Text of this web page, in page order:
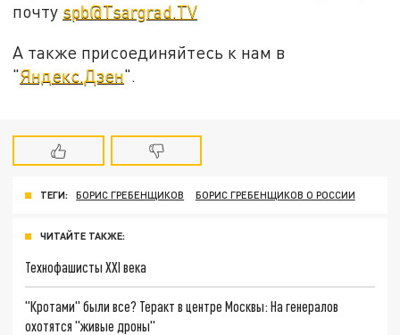
почту spb@Tsargrad.TV
А также присоединяйтесь к нам в
"Яндекс.Дзен".
ТЕГИ: БОРИС ГРЕБЕНЩИКОВ БОРИС ГРЕБЕНЩИКОВ О РОССИИ
ЧИТАЙТЕ ТАКЖЕ:
Технофашисты XXI века
"Кротами" были все? Теракт в центре Москвы: На генералов
охотятся "живые дроны"